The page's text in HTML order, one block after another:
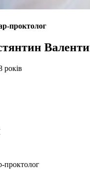
проктолог
років
проктолог